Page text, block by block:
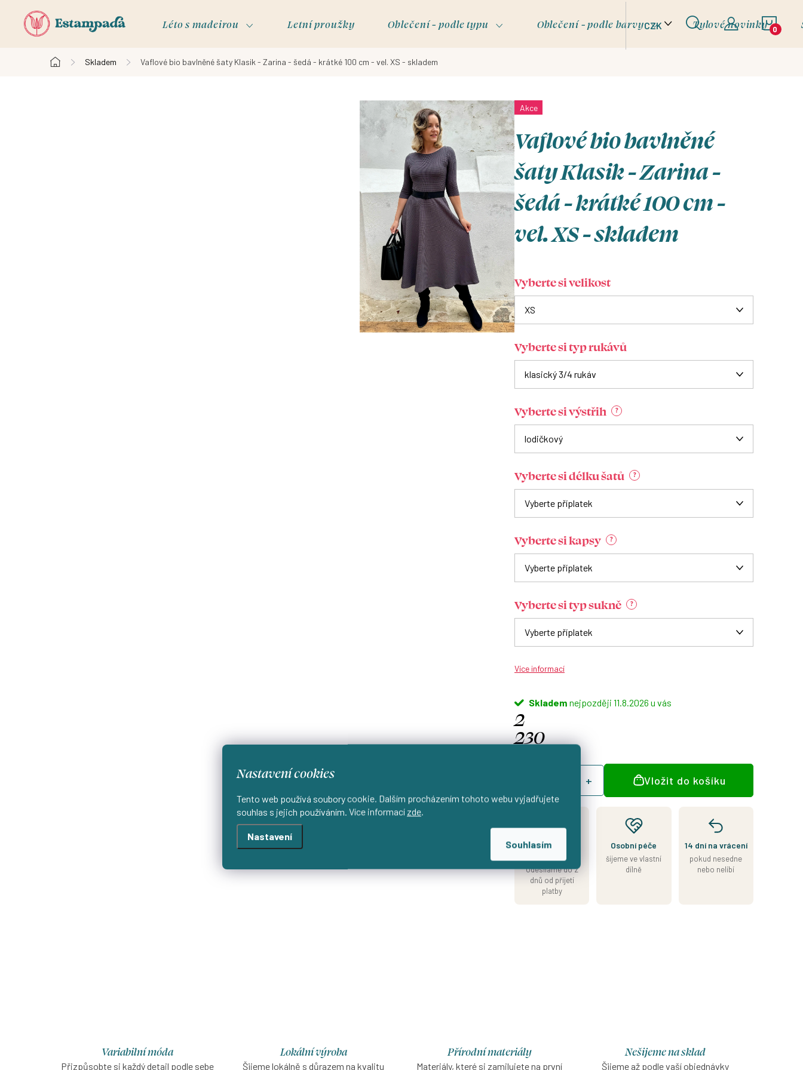
Nastavení cookies
Tento web používá soubory cookie. Dalším procházením tohoto webu vyjadřujete
souhlas s jejich používáním. Více informací zde.
Nastavení
Souhlasím
CZK
Léto s madeirou Letní proužky Oblečení - podle typu Oblečení - podle barvy Tylové novinky
Domů
Skladem Vaflové bio bavlněné šaty Klasik - Zarina - šedá - krátké 100 cm - vel. XS - skladem
Akce
Vaflové bio bavlněné
šaty Klasik - Zarina -
šedá - krátké 100 cm -
vel. XS - skladem
Vyberte si velikost
Vyberte si typ rukávů
Vyberte si výstřih ?
Vyberte si délku šatů ?
Vyberte si kapsy ?
Vyberte si typ sukně ?
Více informací
Skladem 11.8.2026
2
230
Vložit do košíku
Kousek je
Odesíláme do 2
dnů od přijetí
platby
Osobní péče
šijeme ve vlastní
dílně
14 dní na vrácení
pokud nesedne
nebo nelíbí
Variabilní móda
Přizpůsobte si každý detail podle sebe
Lokální výroba
Šijeme lokálně s důrazem na kvalitu
Přírodní materiály
Materiály, které si zamilujete na první
Nešijeme na sklad
Šijeme až podle vaší objednávky